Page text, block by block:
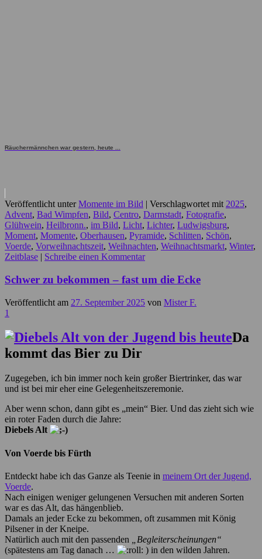
Räuchermännchen war gestern, heute ...
Veröffentlicht unter Momente im Bild | Verschlagwortet mit 2025,
Advent, Bad Wimpfen, Bild, Centro, Darmstadt, Fotografie,
Glühwein, Heilbronn., im Bild, Licht, Lichter, Ludwigsburg,
Moment, Momente, Oberhausen, Pyramide, Schlitten, Schön,
Voerde, Vorweihnachtszeit, Weihnachten, Weihnachtsmarkt, Winter,
Zeitblase | Schreibe einen Kommentar
Schwer zu bekommen – fast um die Ecke
Veröffentlicht am 27. September 2025 von Mister F.
1
Da
kommt das Bier zu Dir
Zugegeben, ich bin immer noch kein großer Biertrinker, das war
und ist bei mir eher eine Gelegenheitszeremonie.
Aber wenn schon, dann gibt es „mein“ Bier. Und das zieht sich wie
ein roter Faden durch die Jahre:
Diebels Alt
Von Voerde bis Fürth
Entdeckt habe ich das Ganze als Teenie in meinem Ort der Jugend,
Voerde.
Nach einigen weniger gelungenen Versuchen mit anderen Sorten
war es das Alt, das hängenblieb.
Damals an jeder Ecke zu bekommen, oft zusammen mit König
Pilsener in der Kneipe.
Natürlich auch mit den passenden
„Begleiterscheinungen“
(spätestens am Tag danach …
) in den wilden Jahren.